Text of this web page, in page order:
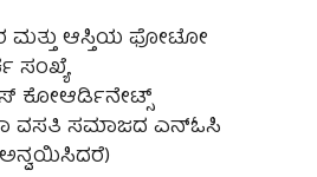
ಮತ್ತು ಆಸ್ತಿಯ ಫೋಟೋ
ಸಂಖ್ಯೆ
ಕೋಆರ್ಡಿನೇಟ್ಸ್
ವಸತಿ ಸಮಾಜದ ಎನ್‌ಓಸಿ